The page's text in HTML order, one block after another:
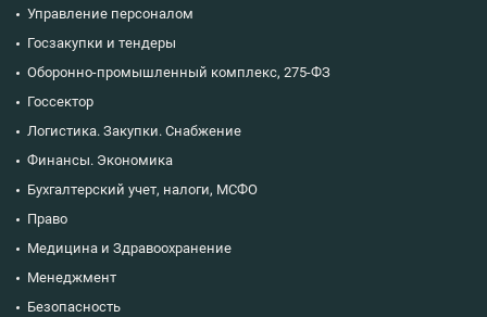
Управление персоналом
Госзакупки и тендеры
Оборонно-промышленный комплекс, 275-ФЗ
Госсектор
Логистика. Закупки. Снабжение
Финансы. Экономика
Бухгалтерский учет, налоги, МСФО
Право
Медицина и Здравоохранение
Менеджмент
Безопасность